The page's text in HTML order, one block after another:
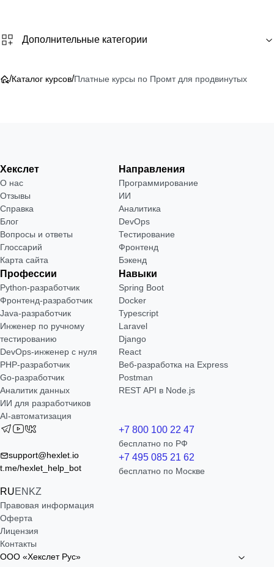
Дополнительные категории
/Каталог курсов/Платные курсы по Промт для продвинутых
Хекслет
О нас
Отзывы
Справка
Блог
Вопросы и ответы
Глоссарий
Карта сайта
Направления
Программирование
ИИ
Аналитика
DevOps
Тестирование
Фронтенд
Бэкенд
Профессии
Python-разработчик
Фронтенд-разработчик
Java-разработчик
Инженер по ручному
тестированию
DevOps-инженер с нуля
РНР-разработчик
Go-разработчик
Аналитик данных
ИИ для разработчиков
AI-автоматизация
Навыки
Spring Boot
Docker
Typescript
Laravel
Django
React
Веб-разработка на Express
Postman
REST API в Node.js
support@hexlet.io
t.me/hexlet_help_bot
RUEN KZ
+7 800 100 22 47
бесплатно по РФ
+7 495 085 21 62
бесплатно по Москве
Правовая информация
Оферта
Лицензия
Контакты
ООО «Хекслет Рус»